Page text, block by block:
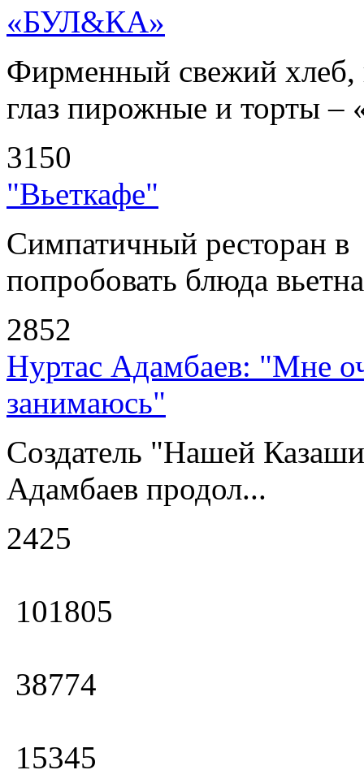
«БУЛ&КА»
Фирменный свежий хлеб,
глаз пирожные и торты
3150
"Вьеткафе"
Симпатичный ресторан
попробовать блюда
2852
Нуртас Адамбаев: "Мне
занимаюсь"
Создатель "Нашей
Адамбаев продол...
2425
101805
38774
15345